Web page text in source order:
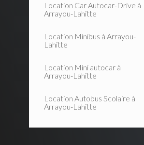
Location Car Autocar-Drive à
Arrayou-Lahitte
Location Minibus à Arrayou-
Lahitte
Location Mini autocar à
Arrayou-Lahitte
Location Autobus Scolaire à
Arrayou-Lahitte